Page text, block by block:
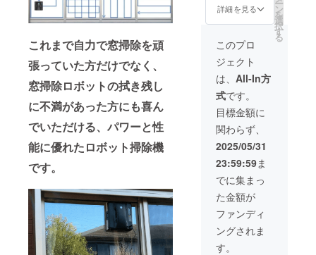
これまで自力で窓掃除を頑
張っていた方だけでなく、
窓掃除ロボットの拭き残し
に不満があった方にも喜ん
でいただける、パワーと性
能に優れたロボット掃除機
です。
額に対
す。 ※
状況、
使用部
材の供
給状
況、製
造工程
上の都
合等に
荷時期
が遅れ
る場合
があり
ます。
× 1 ■日
明書 × 1
※デザイ
ン・仕
様は変
更にな
る可能
性もご
ざいま
す。ご
了承く
ださ
い。 ※
割引率
は一般
販売予
定価格
に送料
を含む
合計金
58,640
円
（税・
送料
込）
【内
容】
■WinMa
n10本体
× 2 ■リ
モコン
× 2 ■ク
リーニ
ングク
ロス × 8
■注水ボ
トル × 2
■ロープ
× 2 ■電
源アダ
プター
詳細を見る ー
ン
を
選
択
す
る
このプロ
ジェクト
は、 All-In方
式です。
目標金額に
関わらず、
2025/05/31
23:59:59ま
でに集まっ
た金額が
ファンディ
ングされま
す。